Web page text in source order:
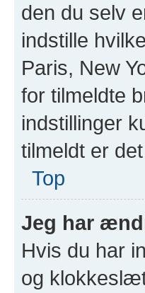
den du selv
indstille
Paris, New
for tilmeldte
indstillinger
tilmeldt er
Top
Jeg har
Hvis du har
og